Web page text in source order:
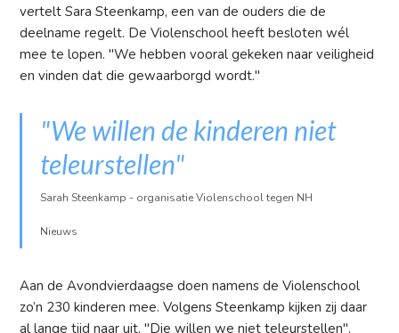
vertelt Sara Steenkamp, een van de ouders die de
deelname regelt. De Violenschool heeft besloten wél
mee te lopen. "We hebben vooral gekeken naar veiligheid
en vinden dat die gewaarborgd wordt."
"We willen de kinderen niet
teleurstellen"
Sarah Steenkamp - organisatie Violenschool tegen NH
Nieuws
Aan de Avondvierdaagse doen namens de Violenschool
zo’n 230 kinderen mee. Volgens Steenkamp kijken zij daar
al lange tijd naar uit. "Die willen we niet teleurstellen",